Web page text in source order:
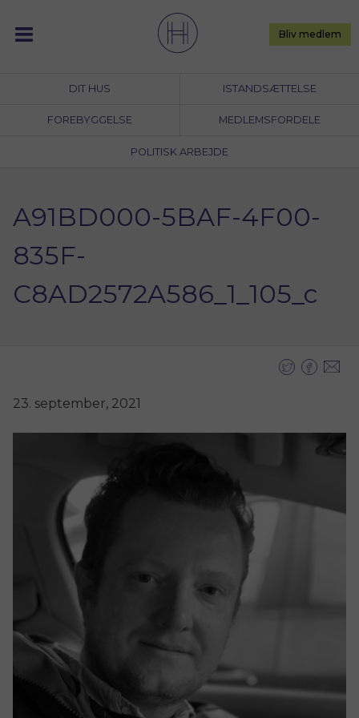
content
DIT HUS ISTANDSÆTTELSE
FOREBYGGELSE MEDLEMSFORDELE
POLITISK ARBEJDE
Bliv medlem
A91BD000-5BAF-4F00-
835F-
C8AD2572A586_1_105_c
23. september, 2021